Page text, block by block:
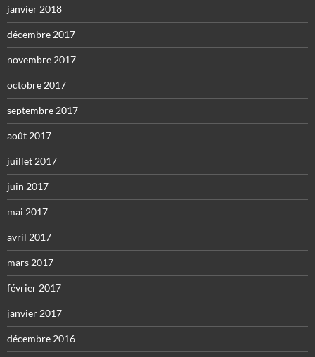
janvier 2018
décembre 2017
novembre 2017
octobre 2017
septembre 2017
août 2017
juillet 2017
juin 2017
mai 2017
avril 2017
mars 2017
février 2017
janvier 2017
décembre 2016